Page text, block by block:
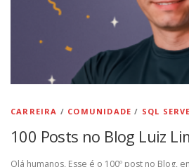
SOBRE
CARREIRA / COMUNIDADE / SQL
100 Posts no Blog Luiz
Olá humanos, Esse é o 100º post no Blog,